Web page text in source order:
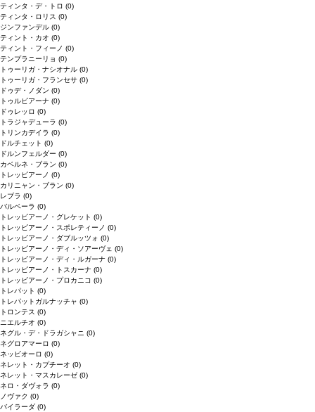
ティンタ・デ・トロ (0)
ティンタ・ロリス (0)
ジンファンデル (0)
ティント・カオ (0)
ティント・フィーノ (0)
テンプラニーリョ (0)
トゥーリガ・ナシオナル (0)
トゥーリガ・フランセサ (0)
ドゥデ・ノダン (0)
トゥルビアーナ (0)
ドゥレッロ (0)
トラジャデューラ (0)
トリンカデイラ (0)
ドルチェット (0)
ドルンフェルダー (0)
カベルネ・ブラン (0)
トレッビアーノ (0)
カリニャン・ブラン (0)
レブラ (0)
バルベーラ (0)
トレッビアーノ・グレケット (0)
トレッビアーノ・スポレティーノ (0)
トレッビアーノ・ダブルッツォ (0)
トレッビアーノ・ディ・ソアーヴェ (0)
トレッビアーノ・ディ・ルガーナ (0)
トレッビアーノ・トスカーナ (0)
トレッビアーノ・プロカニコ (0)
トレパット (0)
トレパットガルナッチャ (0)
トロンテス (0)
ニエルチオ (0)
ネグル・デ・ドラガシャニ (0)
ネグロアマーロ (0)
ネッビオーロ (0)
ネレット・カプチーオ (0)
ネレット・マスカレーゼ (0)
ネロ・ダヴォラ (0)
ノヴァク (0)
バイラーダ (0)